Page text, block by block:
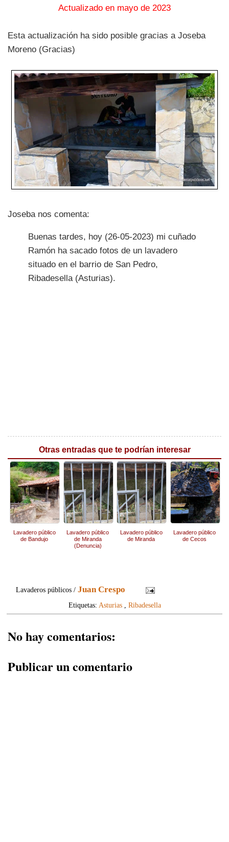
Actualizado en mayo de 2023
Esta actualización ha sido posible gracias a Joseba
Moreno (Gracias)
Joseba nos comenta:
Buenas tardes, hoy (26-05-2023) mi cuñado
Ramón ha sacado fotos de un lavadero
situado en el barrio de San Pedro,
Ribadesella (Asturias).
Otras entradas que te podrían interesar
Lavadero público
de Bandujo
Lavadero público
de Miranda
(Denuncia)
Lavadero público
de Miranda
Lavadero público
de Cecos
Lavaderos públicos /Juan Crespo
Etiquetas: Asturias, Ribadesella
No hay comentarios:
Publicar un comentario